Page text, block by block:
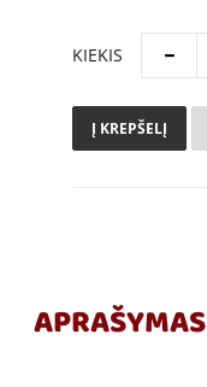
KIEKIS
Į KREPŠELĮ
APRAŠYMAS